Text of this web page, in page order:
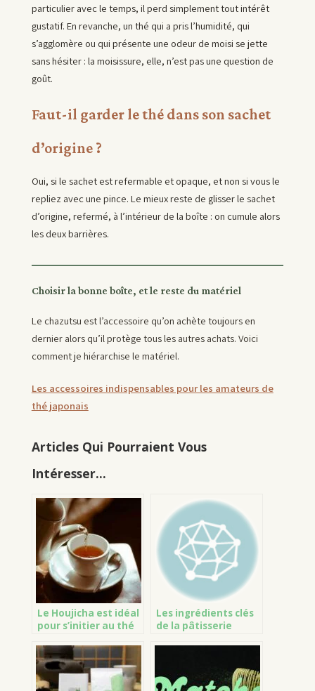
particulier avec le temps, il perd simplement tout intérêt
gustatif. En revanche, un thé qui a pris l’humidité, qui
s’agglomère ou qui présente une odeur de moisi se jette
sans hésiter : la moisissure, elle, n’est pas une question de
goût.
Faut-il garder le thé dans son sachet
d’origine ?
Oui, si le sachet est refermable et opaque, et non si vous le
repliez avec une pince. Le mieux reste de glisser le sachet
d’origine, refermé, à l’intérieur de la boîte : on cumule alors
les deux barrières.
Choisir la bonne boîte, et le reste du matériel
Le chazutsu est l’accessoire qu’on achète toujours en
dernier alors qu’il protège tous les autres achats. Voici
comment je hiérarchise le matériel.
Les accessoires indispensables pour les amateurs de
thé japonais
Articles Qui Pourraient Vous
Intéresser...
Le Houjicha est idéal
pour s’initier au thé
Les ingrédients clés
de la pâtisserie